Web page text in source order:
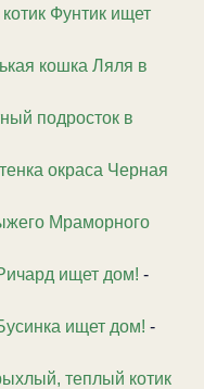
Фунтик ищет
кошка Ляля в
подросток в
окраса Черная
Мраморного
ищет дом! -
ищет дом! -
теплый котик